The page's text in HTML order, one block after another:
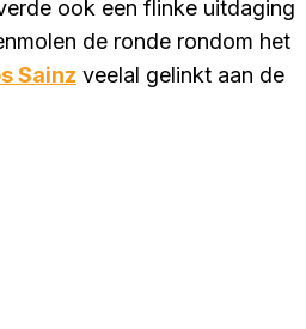
ook een flinke uitdaging
de ronde rondom het
Sainz veelal gelinkt aan de